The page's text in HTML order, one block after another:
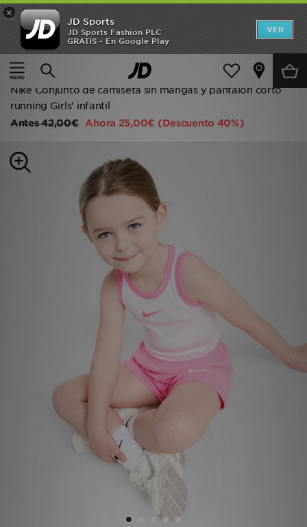
×
JD Sports
JD Sports Fashion PLC
GRATIS - En Google Play
VER
Página principal
Niños
Ropa infantil (3-7 años)
Nike Conjunto de camiseta sin mangas y pantalón corto
running Girls' infantil
Antes42,00€ Ahora 25,00€ (Descuento 40%)
Hombre
Mujer
Niños
Accesorios
Deportes & Fitness